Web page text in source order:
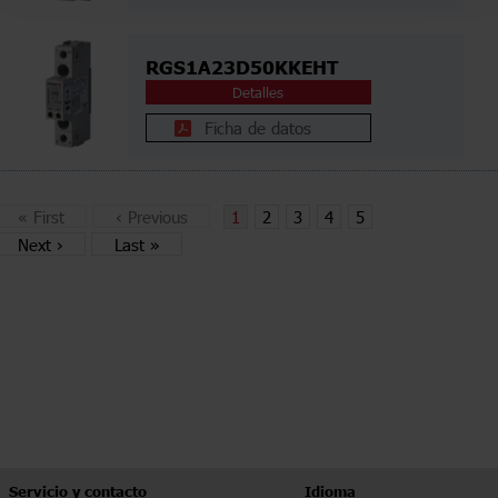
RGS1A23D50KKEHT
Detalles
Ficha de datos
« First ‹ Previous 1 2 3 4
5
Next › Last »
Servicio y contacto Idioma